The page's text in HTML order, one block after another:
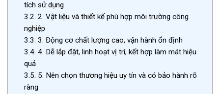
tích sử dụng
3.2. 2. Vật liệu và thiết kế phù hợp môi trường công
nghiệp
3.3. 3. Động cơ chất lượng cao, vận hành ổn định
3.4. 4. Dễ lắp đặt, linh hoạt vị trí, kết hợp làm mát hiệu
quả
3.5. 5. Nên chọn thương hiệu uy tín và có bảo hành rõ
ràng